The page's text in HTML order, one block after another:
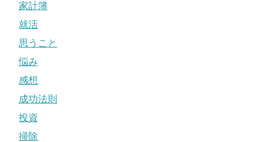
家計簿
就活
思うこと
悩み
感想
成功法則
投資
掃除